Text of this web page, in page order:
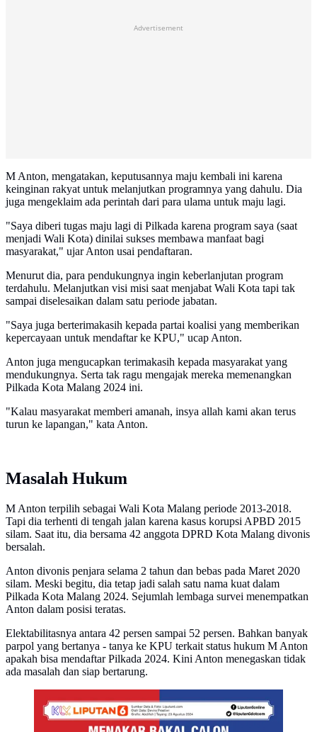
Advertisement
M Anton, mengatakan, keputusannya maju kembali ini karena
keinginan rakyat untuk melanjutkan programnya yang dahulu. Dia
juga mengeklaim ada perintah dari para ulama untuk maju lagi.
"Saya diberi tugas maju lagi di Pilkada karena program saya (saat
menjadi Wali Kota) dinilai sukses membawa manfaat bagi
masyarakat," ujar Anton usai pendaftaran.
Menurut dia, para pendukungnya ingin keberlanjutan program
terdahulu. Melanjutkan visi misi saat menjabat Wali Kota tapi tak
sampai diselesaikan dalam satu periode jabatan.
"Saya juga berterimakasih kepada partai koalisi yang memberikan
kepercayaan untuk mendaftar ke KPU," ucap Anton.
Anton juga mengucapkan terimakasih kepada masyarakat yang
mendukungnya. Serta tak ragu mengajak mereka memenangkan
Pilkada Kota Malang 2024 ini.
"Kalau masyarakat memberi amanah, insya allah kami akan terus
turun ke lapangan," kata Anton.
Masalah Hukum
M Anton terpilih sebagai Wali Kota Malang periode 2013-2018.
Tapi dia terhenti di tengah jalan karena kasus korupsi APBD 2015
silam. Saat itu, dia bersama 42 anggota DPRD Kota Malang divonis
bersalah.
Anton divonis penjara selama 2 tahun dan bebas pada Maret 2020
silam. Meski begitu, dia tetap jadi salah satu nama kuat dalam
Pilkada Kota Malang 2024. Sejumlah lembaga survei menempatkan
Anton dalam posisi teratas.
Elektabilitasnya antara 42 persen sampai 52 persen. Bahkan banyak
parpol yang bertanya - tanya ke KPU terkait status hukum M Anton
apakah bisa mendaftar Pilkada 2024. Kini Anton menegaskan tidak
ada masalah dan siap bertarung.
Infografis Menakar Bakal Calon Pilkada Jakarta dan
Pilgub Jateng KIM Plus vs PDIP.
(Liputan6.com/Abdillah)